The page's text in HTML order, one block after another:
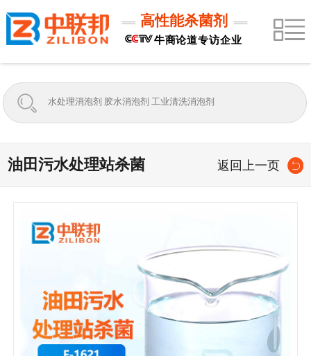
高性能杀菌剂
牛商论道专访企业
油田污水处理站杀菌 返回上一页